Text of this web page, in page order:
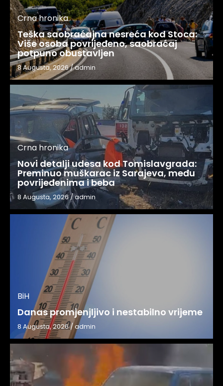
Crna hronika
Teška saobraćajna nesreća kod Stoca:
Više osoba povrijeđeno, saobraćaj
potpuno obustavljen
8 Augusta, 2026/admin
Crna hronika
Novi detalji udesa kod Tomislavgrada:
Preminuo muškarac iz Sarajeva, među
povrijeđenima i beba
8 Augusta, 2026/admin
BiH
Danas promjenjljivo i nestabilno vrijeme
8 Augusta, 2026/admin